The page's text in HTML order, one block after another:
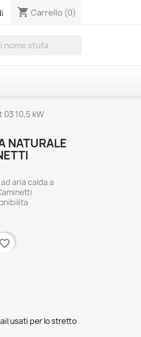
shopping_cart Carrello (0)
10,5 kW
NATURALE
aria calda a
favorite_border
usati per lo stretto